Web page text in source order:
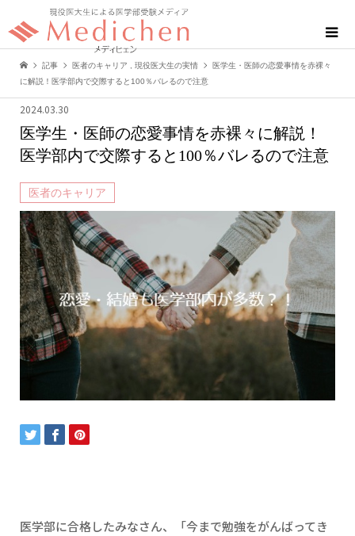
記事 医者のキャリア 現役医大生の実情
医学生・医師の恋愛事情を赤裸々
に解説！医学部内で交際すると100％バレるので注意
2024.03.30
医学生・医師の恋愛事情を赤裸々に解説！
医学部内で交際すると100％バレるので注意
医者のキャリア
医学部に合格したみなさん、「今まで勉強をがんばってき